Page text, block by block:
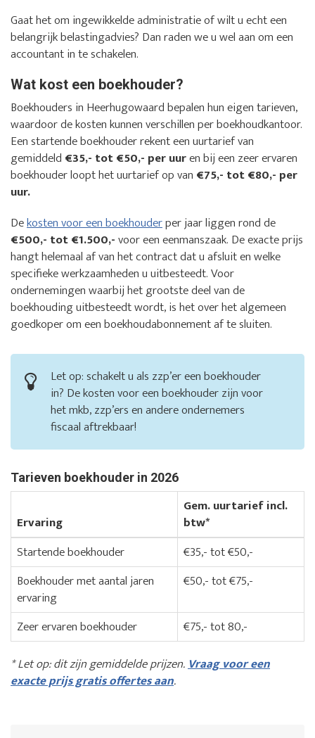
Gaat het om ingewikkelde administratie of wilt u echt een
belangrijk belastingadvies? Dan raden we u wel aan om een
accountant in te schakelen.
Wat kost een boekhouder?
Boekhouders in Heerhugowaard bepalen hun eigen tarieven,
waardoor de kosten kunnen verschillen per boekhoudkantoor.
Een startende boekhouder rekent een uurtarief van
gemiddeld €35,- tot €50,- per uuren bij een zeer ervaren
boekhouder loopt het uurtarief op van €75,- tot €80,- per
uur.
Dekosten voor een boekhouderper jaar liggen rond de
€500,- tot €1.500,-voor een eenmanszaak. De exacte prijs
hangt helemaal af van het contract dat u afsluit en welke
specifieke werkzaamheden u uitbesteedt. Voor
ondernemingen waarbij het grootste deel van de
boekhouding uitbesteedt wordt, is het over het algemeen
goedkoper om een boekhoudabonnement af te sluiten.
Let op: schakelt u als zzp’er een boekhouder
in? De kosten voor een boekhouder zijn voor
het mkb, zzp’ers en andere ondernemers
fiscaal aftrekbaar!
Tarieven boekhouder in 2026
Ervaring
Gem. uurtarief incl.
btw*
Startende boekhouder
€35,- tot €50,-
Boekhouder met aantal jaren
ervaring
€50,- tot €75,-
Zeer ervaren boekhouder
€75,- tot 80,-
* Let op: dit zijn gemiddelde prijzen.Vraag voor een
exacte prijs gratis offertes aan.